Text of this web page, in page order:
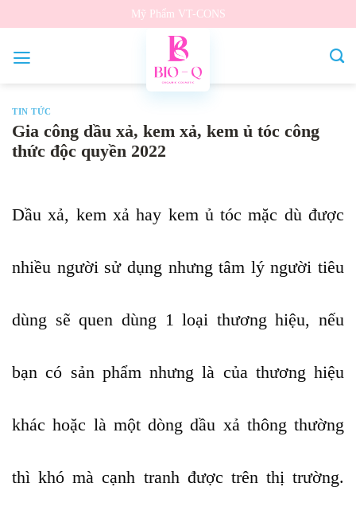
qua
nội
Mỹ Phẩm VT-CONS
TIN TỨC
Gia công dầu xả, kem xả, kem ủ tóc công
thức độc quyền 2022
Dầu xả, kem xả hay kem ủ tóc mặc dù được
nhiều người sử dụng nhưng tâm lý người tiêu
dùng sẽ quen dùng 1 loại thương hiệu, nếu
bạn có sản phẩm nhưng là của thương hiệu
khác hoặc là một dòng dầu xả thông thường
thì khó mà cạnh tranh được trên thị trường.